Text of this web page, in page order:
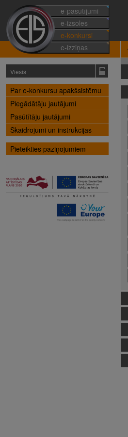
e-pasūtījumi
e-izsoles
e-konkursi
e-izziņas
Viesis
Par e-konkursu apakšsistēmu
Piegādātāju jautājumi
Pasūtītāju jautājumi
Skaidrojumi un instrukcijas
Pieteikties paziņojumiem